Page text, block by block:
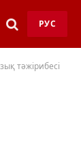
РУС
тәжірибесі